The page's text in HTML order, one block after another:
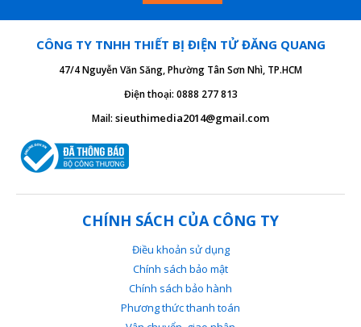
CÔNG TY TNHH THIẾT BỊ ĐIỆN TỬ ĐĂNG QUANG
47/4 Nguyễn Văn Săng, Phường Tân Sơn Nhì, TP.HCM
Điện thoại: 0888 277 813
Mail: sieuthimedia2014@gmail.com
CHÍNH SÁCH CỦA CÔNG TY
Điều khoản sử dụng
Chính sách bảo mật
Chính sách bảo hành
Phương thức thanh toán